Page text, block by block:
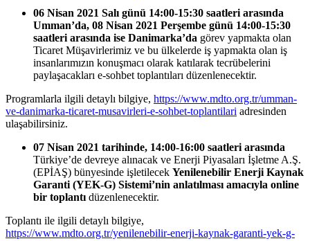
06 Nisan 2021 Salı günü 14:00-15:30 saatleri arasında
Umman’da, 08 Nisan 2021 Perşembe günü 14:00-15:30
saatleri arasında ise Danimarka’da görev yapmakta olan
Ticaret Müşavirlerimiz ve bu ülkelerde iş yapmakta olan iş
insanlarımızın konuşmacı olarak katılarak tecrübelerini
paylaşacakları e-sohbet toplantıları düzenlenecektir.
Programlarla ilgili detaylı bilgiye, https://www.mdto.org.tr/umman-
ve-danimarka-ticaret-musavirleri-e-sohbet-toplantilari adresinden
ulaşabilirsiniz.
07 Nisan 2021 tarihinde, 14:00-16:00 saatleri arasında
Türkiye’de devreye alınacak ve Enerji Piyasaları İşletme A.Ş.
(EPİAŞ) bünyesinde işletilecek Yenilenebilir Enerji Kaynak
Garanti (YEK-G) Sistemi’nin anlatılması amacıyla online
bir toplantı düzenlenecektir.
Toplantı ile ilgili detaylı bilgiye,
https://www.mdto.org.tr/yenilenebilir-enerji-kaynak-garanti-yek-g-